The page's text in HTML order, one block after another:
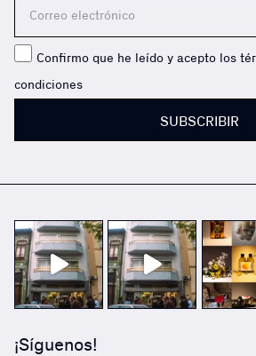
Confirmo que he leído y acepto los
condiciones
SUBSCRIBIR
¡Síguenos!